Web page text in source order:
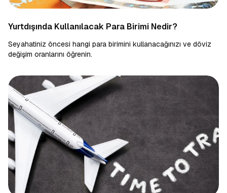
Yurtdışında Kullanılacak Para Birimi Nedir?
Seyahatiniz öncesi hangi para birimini kullanacağınızı ve döviz
değişim oranlarını öğrenin.